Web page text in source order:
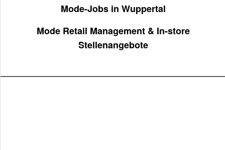
Mode-Jobs in Wuppertal
Mode Retail Management & In-store
Stellenangebote